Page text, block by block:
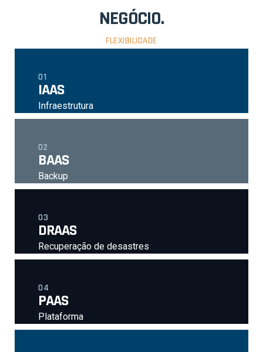
NEGÓCIO.
FLEXIBILIDADE
01
IAAS
Infraestrutura
02
BAAS
Backup
03
DRAAS
Recuperação de desastres
04
PAAS
Plataforma